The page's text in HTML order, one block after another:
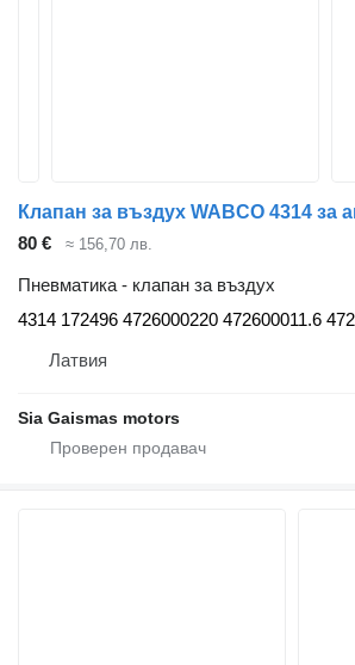
80 € ≈ 156,70 лв.
Пневматика - клапан за въздух
4314 172496 4726000220 472600011.6
Латвия
Sia Gaismas motors